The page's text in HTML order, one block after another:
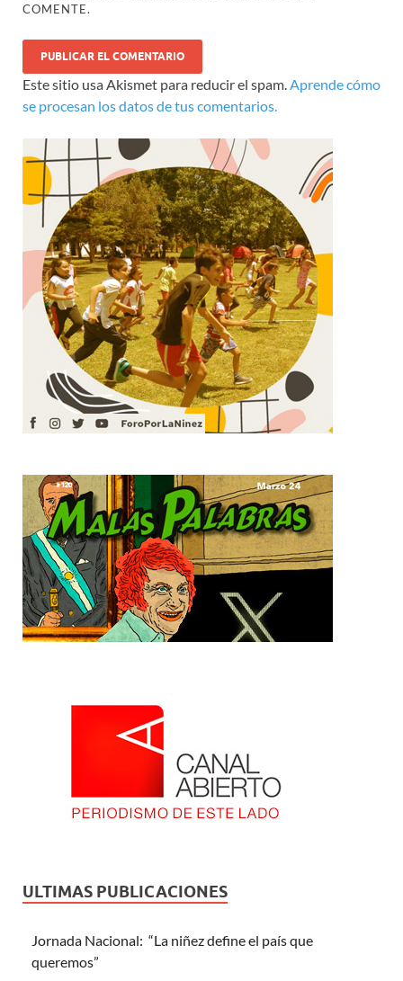
COMENTE.
Este sitio usa Akismet para reducir el spam.Aprende cómo
se procesan los datos de tus comentarios.
ULTIMAS PUBLICACIONES
Jornada Nacional: “La niñez define el país que
queremos”